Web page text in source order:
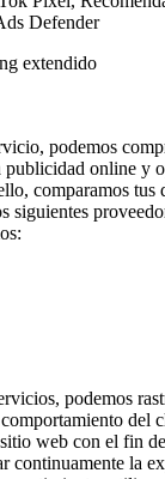
Defender
extendido
podemos
publicidad online y
comparamos tus
siguientes
podemos
del
web con el fin
continuamente la